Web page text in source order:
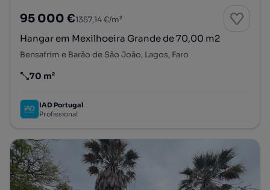
95 000 €1357,14 €/m²
Hangar em Mexilhoeira Grande de 70,00 m2
Bensafrim e Barão de São João, Lagos, Faro
Preço por metro quadrado
70 m²
IAD Portugal
Profissional